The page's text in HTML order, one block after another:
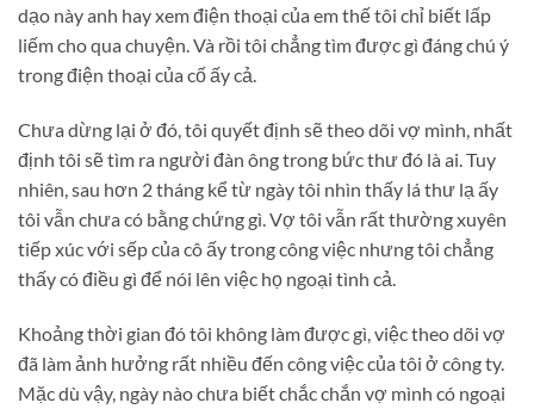
dạo này anh hay xem điện thoại của em thế tôi chỉ biết lấp
liếm cho qua chuyện. Và rồi tôi chẳng tìm được gì đáng chú ý
trong điện thoại của cố ấy cả.
Chưa dừng lại ở đó, tôi quyết định sẽ theo dõi vợ mình, nhất
định tôi sẽ tìm ra người đàn ông trong bức thư đó là ai. Tuy
nhiên, sau hơn 2 tháng kể từ ngày tôi nhìn thấy lá thư lạ ấy
tôi vẫn chưa có bằng chứng gì. Vợ tôi vẫn rất thường xuyên
tiếp xúc với sếp của cô ấy trong công việc nhưng tôi chẳng
thấy có điều gì để nói lên việc họ ngoại tình cả.
Khoảng thời gian đó tôi không làm được gì, việc theo dõi vợ
đã làm ảnh hưởng rất nhiều đến công việc của tôi ở công ty.
Mặc dù vậy, ngày nào chưa biết chắc chắn vợ mình có ngoại